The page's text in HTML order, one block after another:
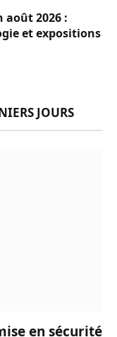
août 2026 :
et expositions
JOURS
en sécurité